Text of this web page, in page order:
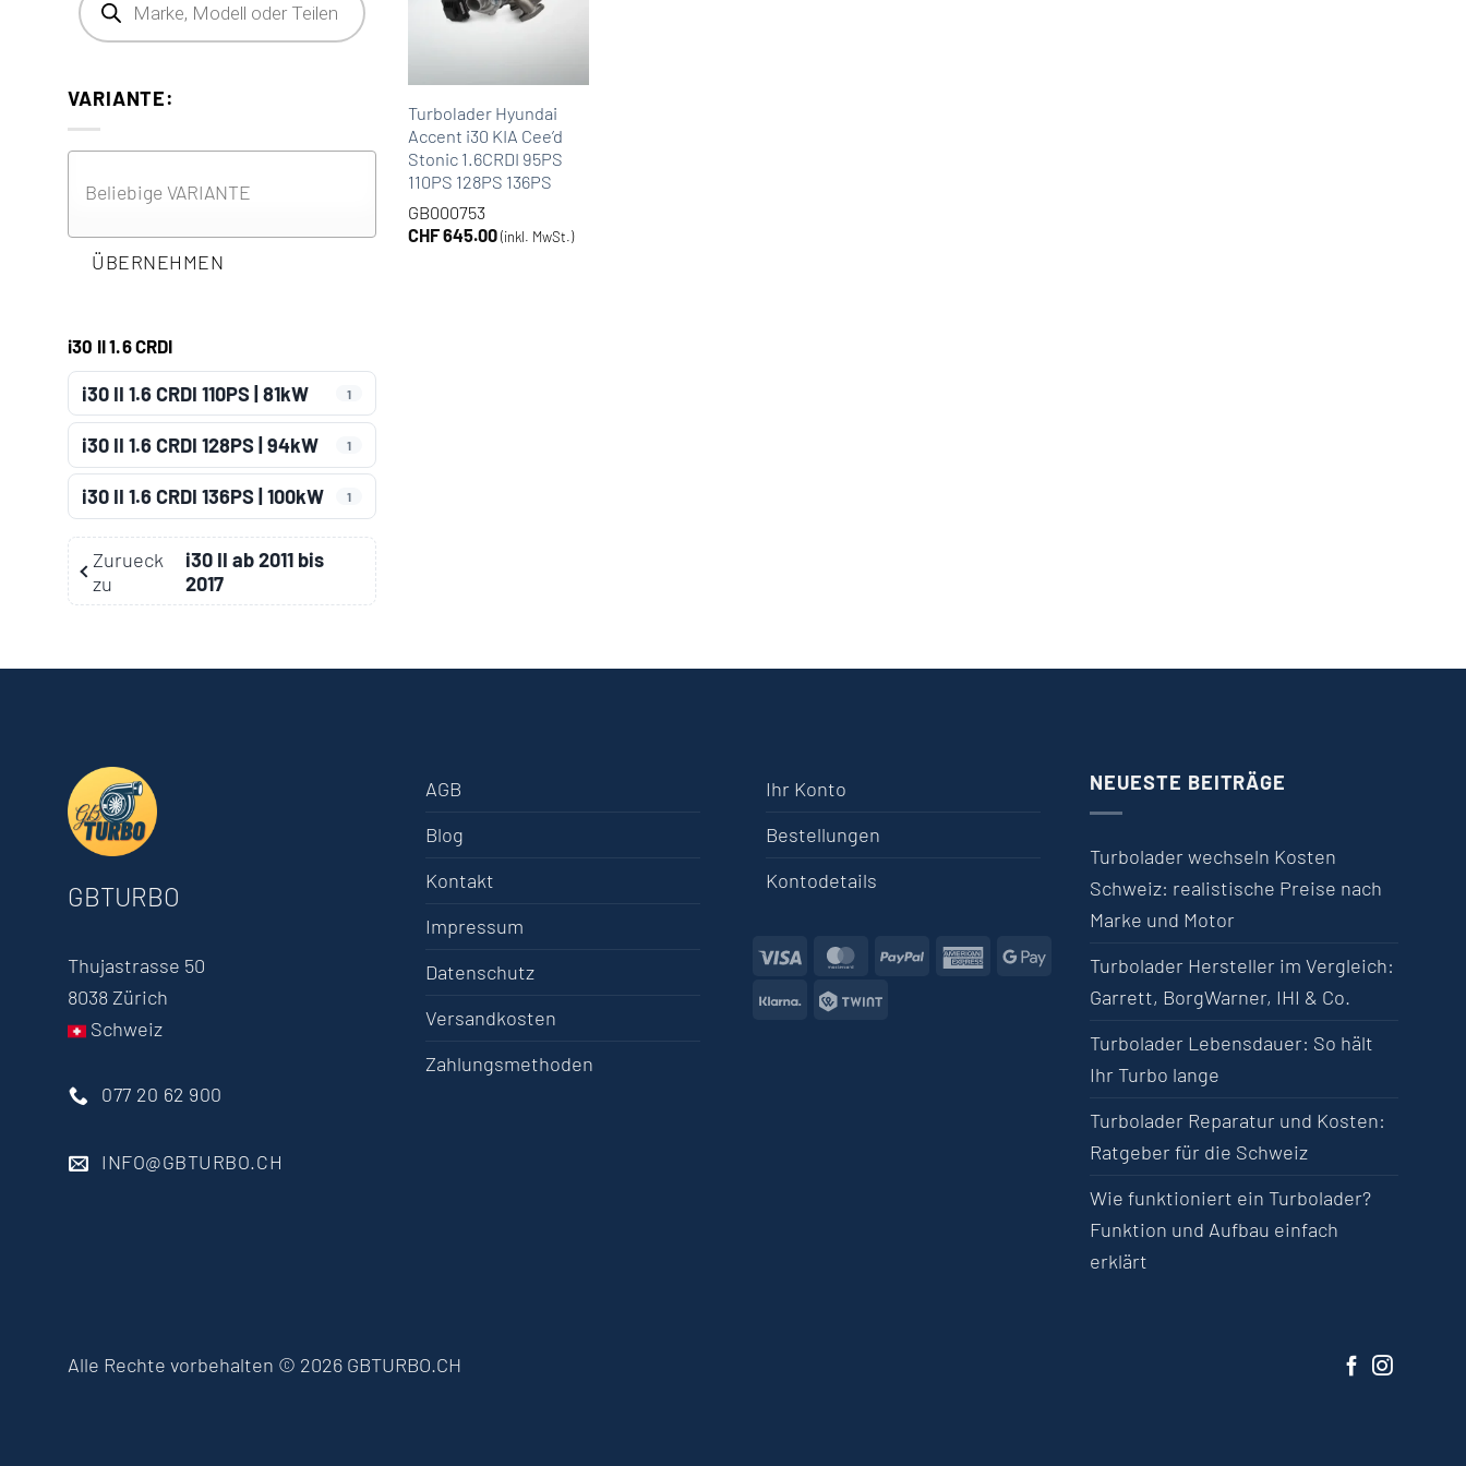
VARIANTE:
ÜBERNEHMEN
i30 II 1.6 CRDI
i30 II 1.6 CRDI 110PS | 81kW 1
i30 II 1.6 CRDI 128PS | 94kW 1
i30 II 1.6 CRDI 136PS | 100kW 1
Zurueck
zu
i30 II ab 2011 bis
2017
Turbolader Hyundai
Accent i30 KIA Cee’d
Stonic 1.6CRDI 95PS
110PS 128PS 136PS
GB000753
CHF645.00 (inkl. MwSt.)
GBTURBO
Thujastrasse 50
8038 Zürich
Schweiz
077 20 62 900
INFO@GBTURBO.CH
AGB
Blog
Kontakt
Impressum
Datenschutz
Versandkosten
Zahlungsmethoden
Ihr Konto
Bestellungen
Kontodetails
Visa MasterCard
PayPalAmerican Express
Google Pay
Klarna
Twint
NEUESTE BEITRÄGE
Turbolader wechseln Kosten
Schweiz: realistische Preise nach
Marke und Motor
Turbolader Hersteller im Vergleich:
Garrett, BorgWarner, IHI & Co.
Turbolader Lebensdauer: So hält
Ihr Turbo lange
Turbolader Reparatur und Kosten:
Ratgeber für die Schweiz
Wie funktioniert ein Turbolader?
Funktion und Aufbau einfach
erklärt
Alle Rechte vorbehalten © 2026 GBTURBO.CH